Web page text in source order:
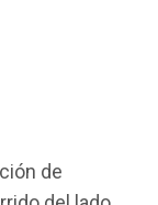
de